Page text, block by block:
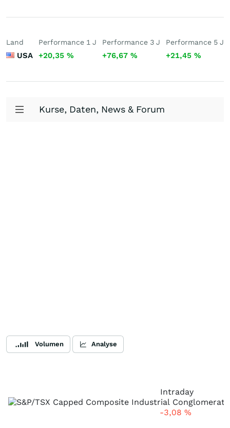
Land
USA
Performance 1 J
+20,35 %
Performance 3 J
+76,67 %
Performance 5 J
+21,45 %
Kurse, Daten, News & Forum
Volumen Analyse
Intraday
-3,08 %